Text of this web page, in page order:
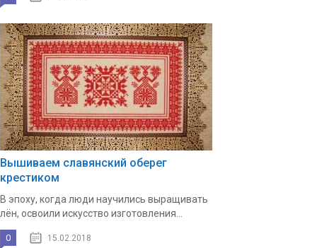
Вышиваем славянский оберег
крестиком
В эпоху, когда люди научились выращивать
лён, освоили искусство изготовления...
0 15.02.2018